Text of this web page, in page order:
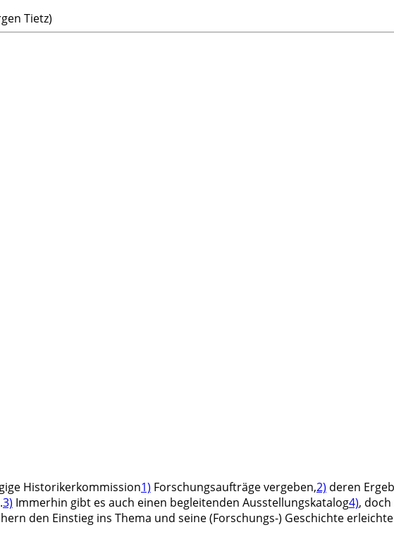
Tietz)
Historikerkommission1) Forschungsaufträge vergeben,2) deren
3) Immerhin gibt es auch einen begleitenden Ausstellungskatalog4), d
den Einstieg ins Thema und seine (Forschungs-) Geschichte